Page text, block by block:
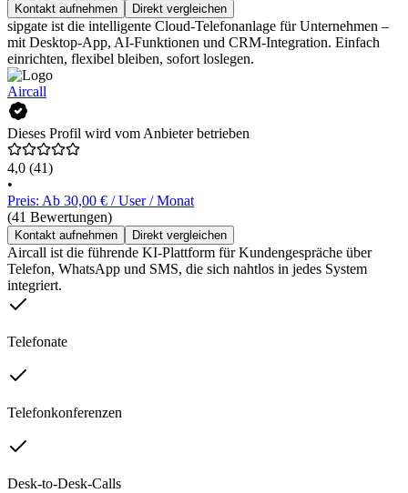
Kontakt aufnehmen Direkt vergleichen
sipgate ist die intelligente Cloud-Telefonanlage für Unternehmen –
mit Desktop-App, AI-Funktionen und CRM-Integration. Einfach
einrichten, flexibel bleiben, sofort loslegen.
Aircall
Dieses Profil wird vom Anbieter betrieben
4,0 (41)
•
Preis: Ab 30,00 € / User / Monat
(41 Bewertungen)
Kontakt aufnehmen Direkt vergleichen
Aircall ist die führende KI-Plattform für Kundengespräche über
Telefon, WhatsApp und SMS, die sich nahtlos in jedes System
integriert.
Telefonate
Telefonkonferenzen
Desk-to-Desk-Calls